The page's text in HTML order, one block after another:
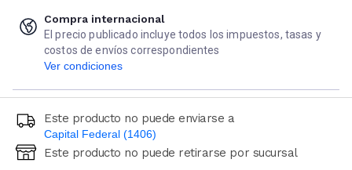
Compra internacional
El precio publicado incluye todos los impuestos, tasas y
costos de envíos correspondientes
Ver condiciones
Este producto no puede enviarse a
Capital Federal (1406)
Ingresá código postal (sólo números)
Este producto no puede retirarse por sucursal